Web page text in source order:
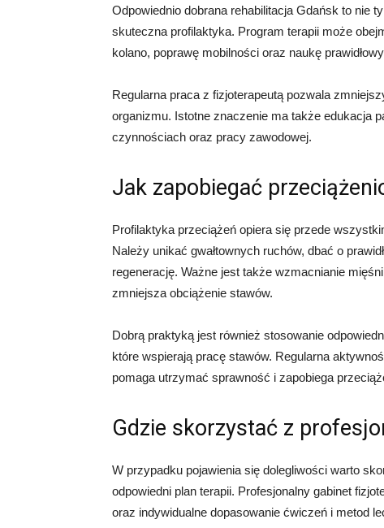
Odpowiednio dobrana rehabilitacja Gdańsk to nie
skuteczna profilaktyka. Program terapii może
kolano, poprawę mobilności oraz naukę
Regularna praca z fizjoterapeutą pozwala
organizmu. Istotne znaczenie ma także edukacja
czynnościach oraz pracy zawodowej.
Jak zapobiegać
Profilaktyka przeciążeń opiera się przede
Należy unikać gwałtownych ruchów, dbać o
regenerację. Ważne jest także wzmacnianie
zmniejsza obciążenie stawów.
Dobrą praktyką jest również stosowanie
które wspierają pracę stawów. Regularna
pomaga utrzymać sprawność i zapobiega
Gdzie skorzystać z
W przypadku pojawienia się dolegliwości warto
odpowiedni plan terapii. Profesjonalny gabinet
oraz indywidualne dopasowanie ćwiczeń i metod